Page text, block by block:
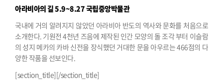
아라비아의 길5.9~8.27 국립중앙박물관
국내에 거의 알려지지 않았던 아라비아 반도의 역사와 문화를 처음으로
소개한다. 기원전 4천년 즈음에 제작된 인간 모양의 돌 조각 부터 이슬람
의 성지 메카의 카바 신전을 장식했던 거대한 문을 아우르는 466점의 다
양한 작품을 선보인다.
[section_title][/section_title]